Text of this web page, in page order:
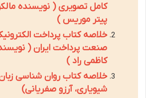
کامل تصویری ( نویسنده
پیتر موریس )
خلاصه کتاب پرداخت
صنعت پرداخت ایران (
کاظمی راد )
خلاصه کتاب روان شناسی
شیویاری، آرزو صفریانی)